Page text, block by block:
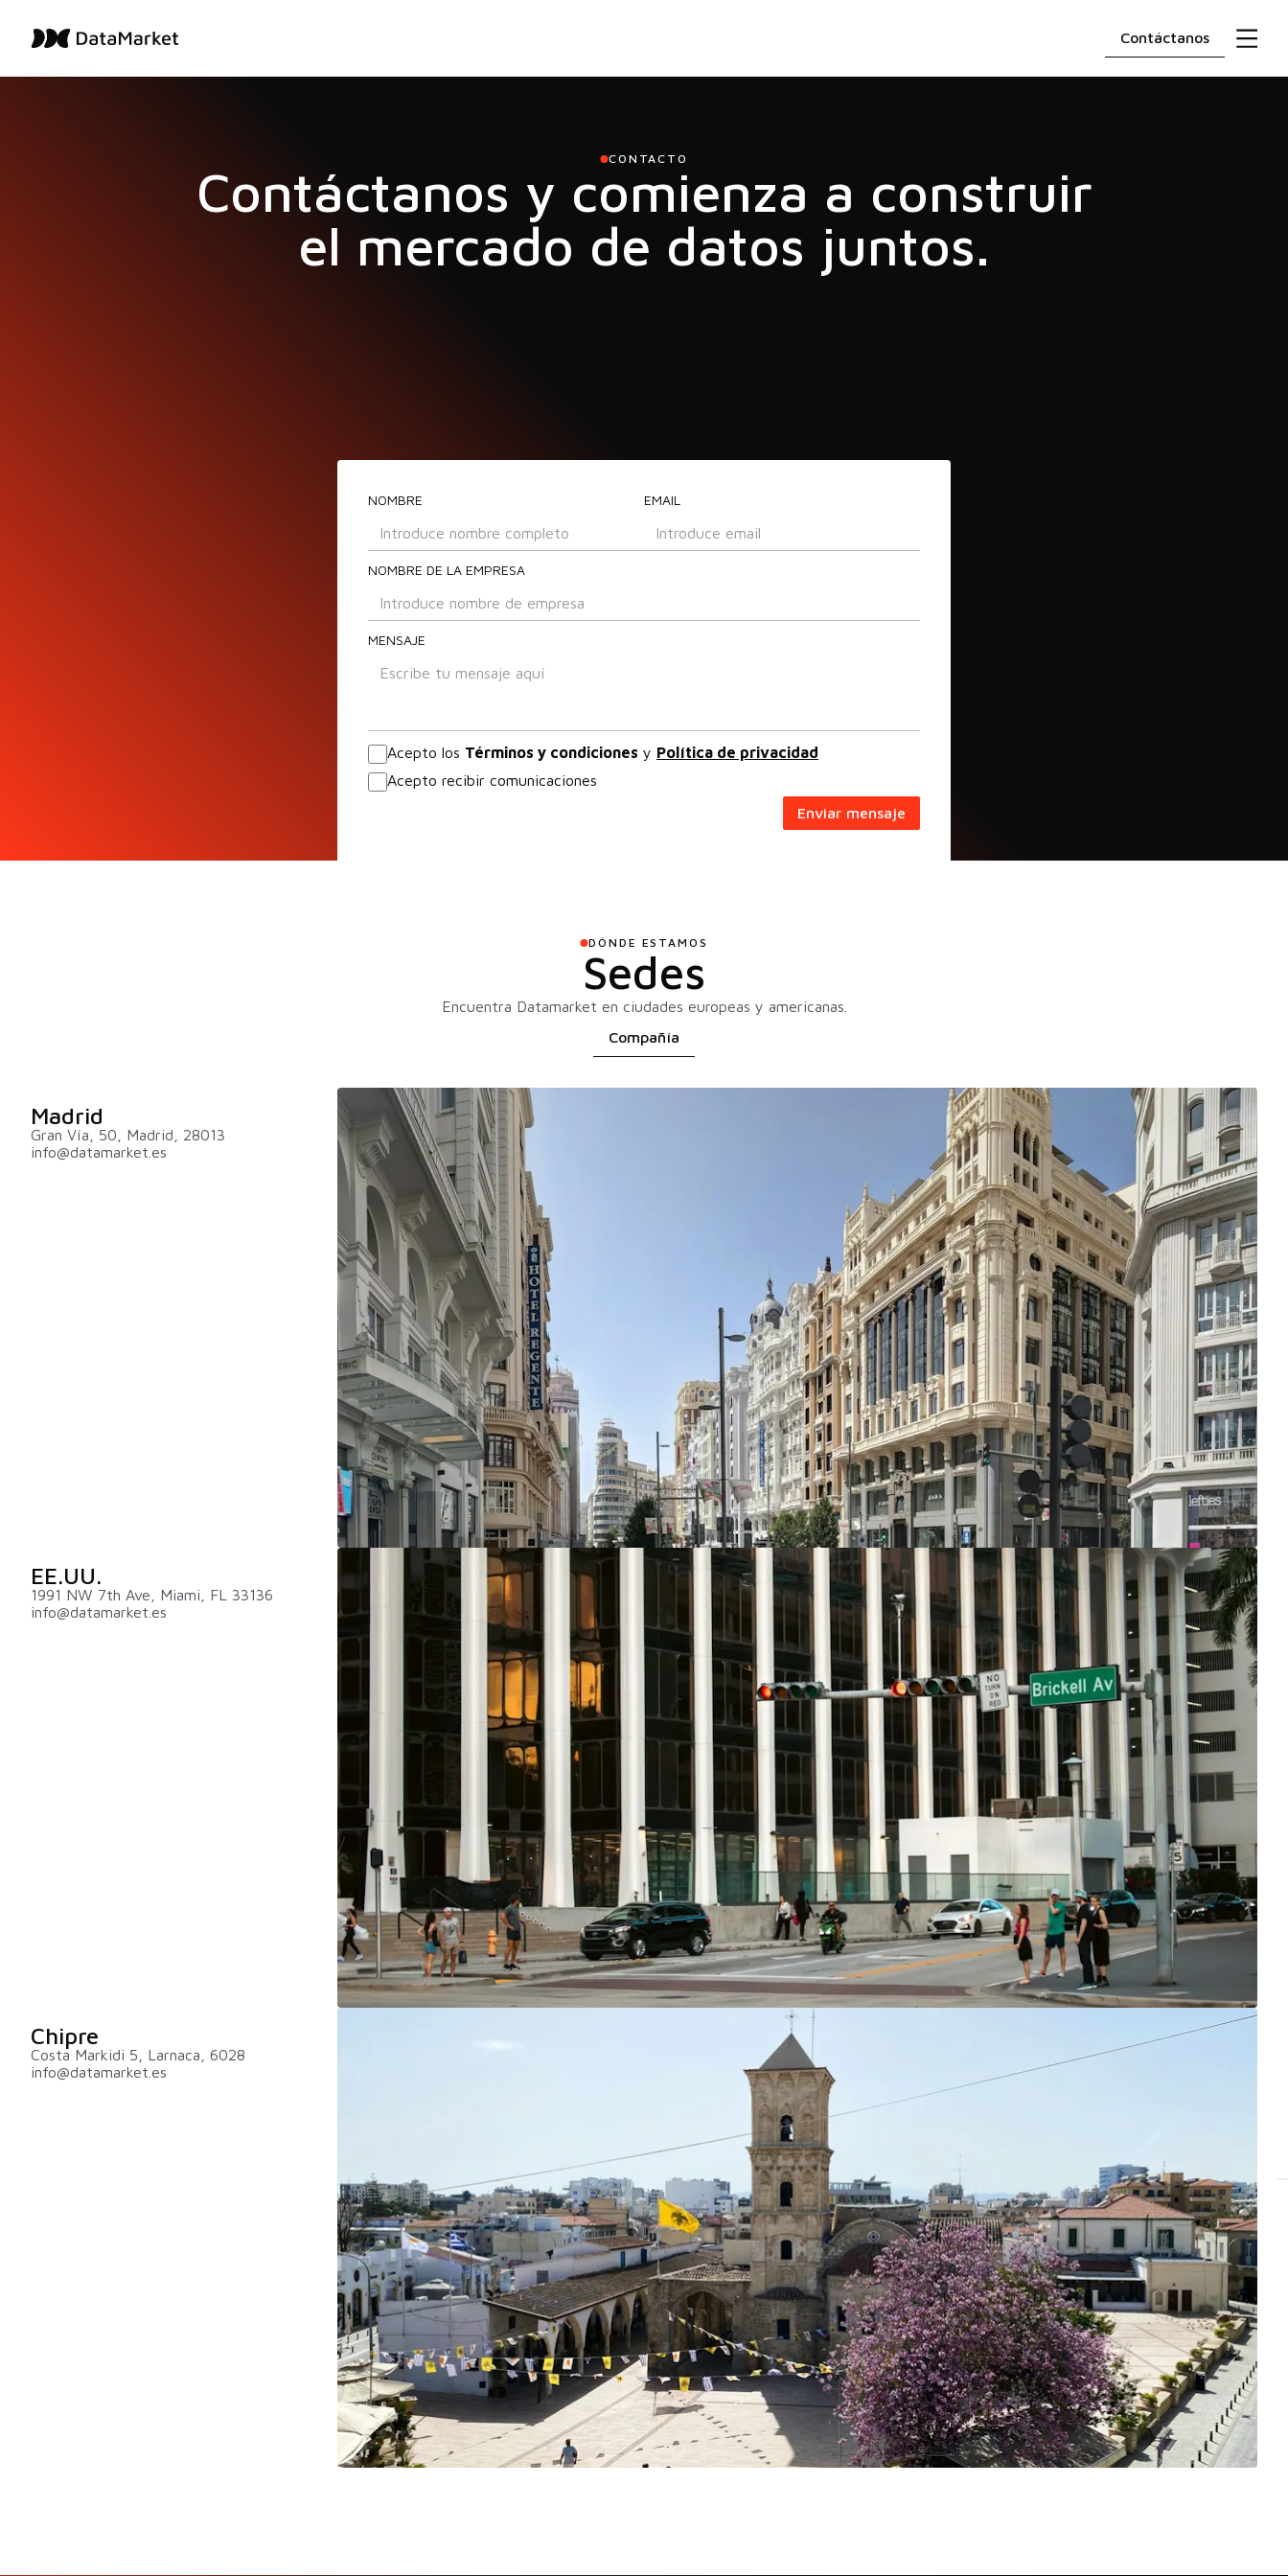
Contáctanos
CONTACTO
Contáctanos y comienza a construir
el mercado de datos juntos.
NOMBRE EMAIL
NOMBRE DE LA EMPRESA
MENSAJE
Acepto los Términos y condiciones y Política de privacidad
Acepto recibir comunicaciones
DÓNDE ESTAMOS
Sedes
Encuentra Datamarket en ciudades europeas y americanas.
Compañía
Madrid
Gran Vía, 50, Madrid, 28013
info@datamarket.es
EE.UU.
1991 NW 7th Ave, Miami, FL 33136
info@datamarket.es
Chipre
Costa Markidi 5, Larnaca, 6028
info@datamarket.es